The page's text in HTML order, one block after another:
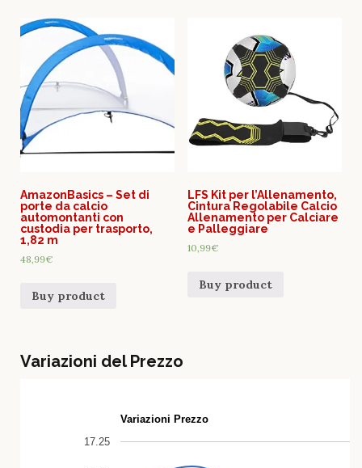
AmazonBasics – Set di
porte da calcio
automontanti con
custodia per trasporto,
1,82 m
48,99€
Buy product
LFS Kit per l’Allenamento,
Cintura Regolabile Calcio
Allenamento per Calciare
e Palleggiare
10,99€
Buy product
Variazioni del Prezzo
Variazioni Prezzo
17.25